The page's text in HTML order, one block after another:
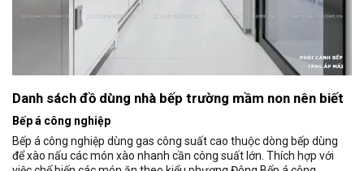
Danh sách đồ dùng nhà bếp trường mầm non nên biết
Bếp á công nghiệp
Bếp á công nghiệp dùng gas công suất cao thuộc dòng bếp dùng
để xào nấu các món xào nhanh cần công suất lớn. Thích hợp với